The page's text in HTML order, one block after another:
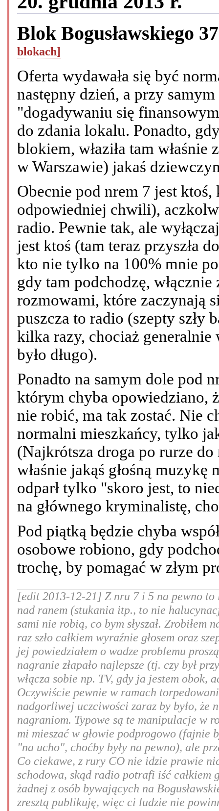
Blok Bogusławskiego
blokach]
Oferta wydawała się być
następny dzień, a przy
"dogadywaniu się
do zdania lokalu. Ponadto,
blokiem, właziła tam właśnie
w Warszawie) jakaś
Obecnie pod nrem 7 jest
odpowiedniej chwili),
radio. Pewnie tak, ale
jest ktoś (tam teraz przyszła
kto nie tylko na 100% mnie
gdy tam podchodzę,
rozmowami, które zaczynają
puszcza to radio (szepty szły
kilka razy, chociaż generalnie
było długo).
Ponadto na samym dole pod
którym chyba opowiedziano,
nie robić, ma tak zostać. Nie
normalni mieszkańcy, tylko
(Najkrótsza droga po rurze
właśnie jakąś głośną muzykę
odparł tylko "skoro jest, to
na głównego kryminalistę,
Pod piątką będzie chyba
osobowe robiono, gdy
trochę, by pomagać w złym
[edit 2013-12-21] Z nru 7 i 5 na pewno
nad ranem (stukania itp., to nie
sami nie robią, co bym słyszał.
raz szło całkiem wyraźnie głosem oraz
jej powiedziałem o wadze problemu
nagranie złapało najlepsze (tj. czy był
włącza sobie np. TV, gdy ja jestem obok,
Oczywiście pewnie w ramach
nadgorliwej uczciwości zaraz by było,
nagraniom. Typowe są te manipulacje w
mi mieszać w głowie podprogowo (fajnie
"na ucho", choćby były na pewno), ale
Co ciekawe, z rury CO nie idzie prawie
schodowa, skąd radio potrafi iść całkiem
żadnej z osób bywających na
zresztą publikuję, więc ci ludzie nie